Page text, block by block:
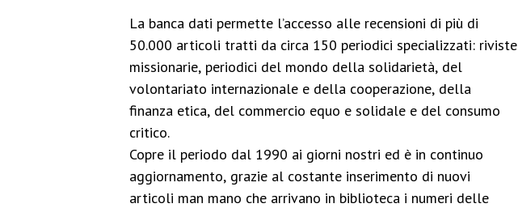
La banca dati permette l’accesso alle recensioni di più di
50.000 articoli tratti da circa 150 periodici specializzati: riviste
missionarie, periodici del mondo della solidarietà, del
volontariato internazionale e della cooperazione, della
finanza etica, del commercio equo e solidale e del consumo
critico.
Copre il periodo dal 1990 ai giorni nostri ed è in continuo
aggiornamento, grazie al costante inserimento di nuovi
articoli man mano che arrivano in biblioteca i numeri delle